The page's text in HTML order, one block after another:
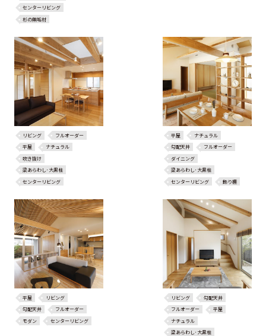
センターリビング
杉の無垢材
リビング
フルオーダー
平屋
ナチュラル
吹き抜け
梁あらわし･大黒柱
センターリビング
平屋
ナチュラル
勾配天井
フルオーダー
ダイニング
梁あらわし･大黒柱
センターリビング
飾り棚
平屋
リビング
勾配天井
フルオーダー
モダン
センターリビング
リビング
勾配天井
フルオーダー
平屋
ナチュラル
梁あらわし･大黒柱